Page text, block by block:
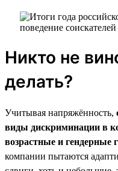
Никто не
делать?
Учитывая напряжённость,
виды дискриминации в
возрастные и гендерные
компании пытаются